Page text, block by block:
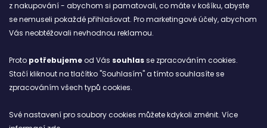
z nakupování - abychom si pamatovali, co máte v košíku, abyste
se nemuseli pokaždé přihlašovat. Pro marketingové účely, abychom
Vás neobtěžovali nevhodnou reklamou.
Proto potřebujemeod Vás souhlasse zpracováním cookies.
Stačí kliknout na tlačítko "Souhlasím" a tímto souhlasíte se
zpracováním všech typů cookies.
Své nastavení pro soubory cookies můžete kdykoli změnit. Více
Blog
Ze starých bot staronové
ARCHIV